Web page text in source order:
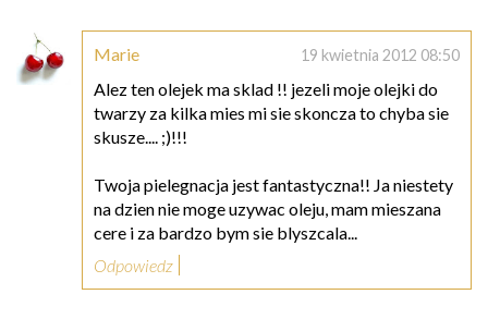
Marie 19 kwietnia 2012 08:50
Alez ten olejek ma sklad !! jezeli moje olejki do
twarzy za kilka mies mi sie skoncza to chyba sie
skusze.... ;)!!!
Twoja pielegnacja jest fantastyczna!! Ja niestety
na dzien nie moge uzywac oleju, mam mieszana
cere i za bardzo bym sie blyszcala...
Odpowiedz